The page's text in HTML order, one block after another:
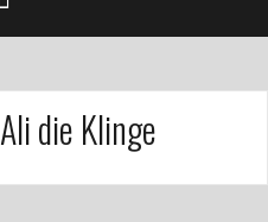
Ali die Klinge